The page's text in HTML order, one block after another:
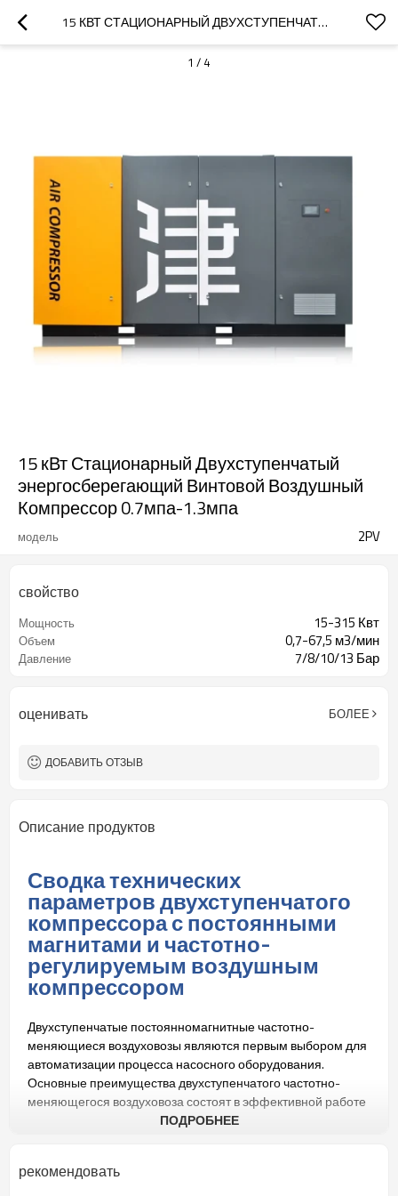
15 КВТ СТАЦИОНАРНЫЙ ДВУХСТУПЕНЧАТЫЙ ЭНЕРГОСБЕРЕГАЮЩИЙ ВИНТОВОЙ ВОЗДУШНЫЙ КОМПРЕССОР 0.7МПА-1.3МПА
1 / 4
15 кВт Стационарный Двухступенчатый
энергосберегающий Винтовой Воздушный
Компрессор 0.7мпа-1.3мпа
модель 2PV
свойство
Мощность 15-315 Квт
Объем 0,7-67,5 м3/мин
Давление 7/8/10/13 Бар
оценивать БОЛЕЕ
ДОБАВИТЬ ОТЗЫВ
Описание продуктов
Сводка технических
параметров двухступенчатого
компрессора с постоянными
магнитами и частотно-
регулируемым воздушным
компрессором
Двухступенчатые постоянномагнитные частотно-
меняющиеся воздуховозы являются первым выбором для
автоматизации процесса насосного оборудования.
Основные преимущества двухступенчатого частотно-
меняющегося воздуховоза состоят в эффективной работе
двигатель, чтобы привести воздух до нужного давления.
ПОДРОБНЕЕ
рекомендовать